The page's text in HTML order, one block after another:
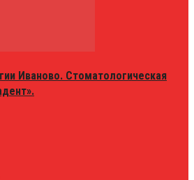
Иваново. Стоматологическая